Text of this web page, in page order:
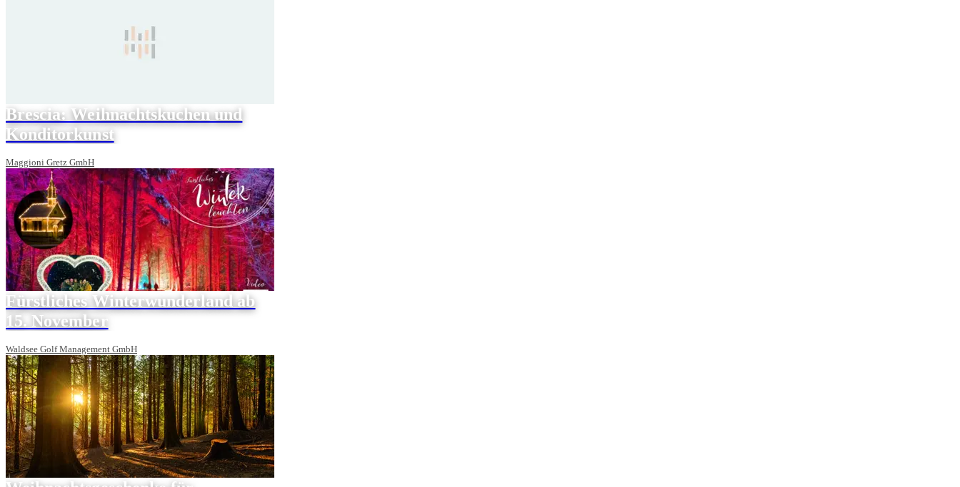
Brescia: Weihnachtskuchen und
Konditorkunst
Maggioni Gretz GmbH
Fürstliches Winterwunderland ab
15. November
Waldsee Golf Management GmbH